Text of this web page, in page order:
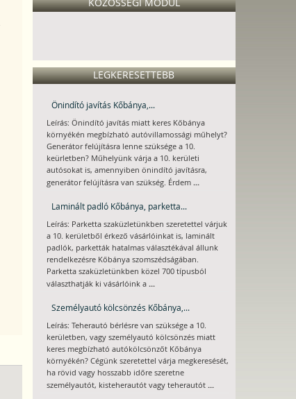
LEGKERESETTEBB
Önindító javítás Kőbánya,...
Leírás: Önindító javítás miatt keres Kőbánya
környékén megbízható autóvillamossági műhelyt?
Generátor felújításra lenne szüksége a 10.
keürletben? Műhelyünk várja a 10. kerületi
autósokat is, amennyiben önindító javításra,
generátor felújításra van szükség. Érdem ...
Laminált padló Kőbánya, parketta...
Leírás: Parketta szaküzletünkben szeretettel várjuk
a 10. kerületből érkező vásárlóinkat is, laminált
padlók, parketták hatalmas választékával állunk
rendelkezésre Kőbánya szomszédságában.
Parketta szaküzletünkben közel 700 típusból
választhatják ki vásárlóink a ...
Személyautó kölcsönzés Kőbánya,...
Leírás: Teherautó bérlésre van szüksége a 10.
kerületben, vagy személyautó kölcsönzés miatt
keres megbízható autókölcsönzőt Kőbánya
környékén? Cégünk szeretettel várja megkeresését,
ha rövid vagy hosszabb időre szeretne
személyautót, kisteherautót vagy teherautót ...